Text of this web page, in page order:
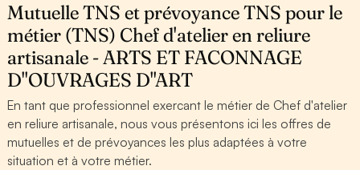
Mutuelle TNS et prévoyance TNS pour le
métier (TNS) Chef d'atelier en reliure
artisanale - ARTS ET FACONNAGE
D''OUVRAGES D''ART
En tant que professionnel exercant le métier de Chef d'atelier
en reliure artisanale, nous vous présentons ici les offres de
mutuelles et de prévoyances les plus adaptées à votre
situation et à votre métier.